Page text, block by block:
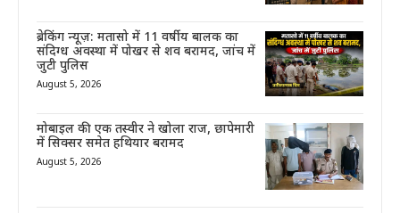
ब्रेकिंग न्यूज़: मतासो में 11 वर्षीय बालक का
संदिग्ध अवस्था में पोखर से शव बरामद, जांच में
जुटी पुलिस
August 5, 2026
मोबाइल की एक तस्वीर ने खोला राज, छापेमारी
में सिक्सर समेत हथियार बरामद
August 5, 2026